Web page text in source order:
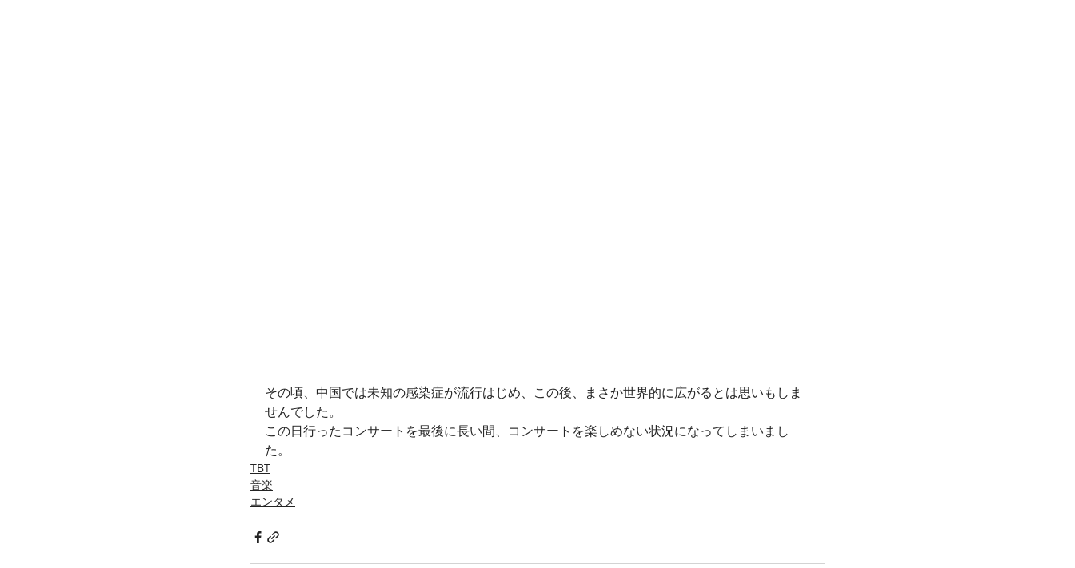
その頃、中国では未知の感染症が流行はじめ、この後、まさか世界的に広がるとは思いもしま
せんでした。
この日行ったコンサートを最後に長い間、コンサートを楽しめない状況になってしまいまし
た。
TBT
音楽
エンタメ